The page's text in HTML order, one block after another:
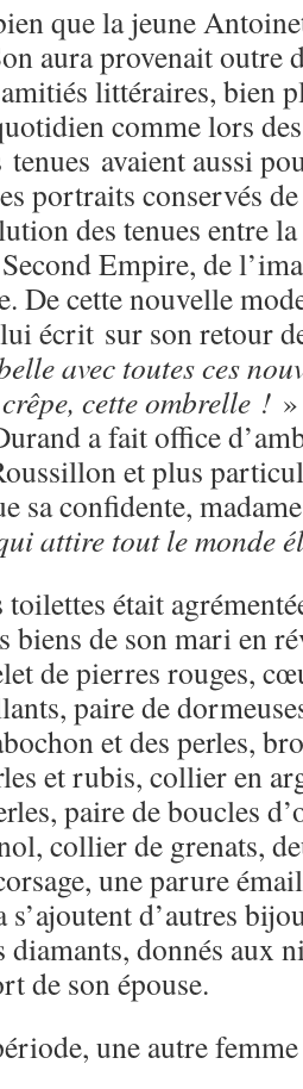
que la jeune
aura provenait outre
littéraires, bien
comme lors des
avaient aussi
portraits conservés de
des tenues entre
Empire, de
De cette nouvelle
écrit sur son retour
avec toutes ces
cette ombrelle !
a fait office
et plus
sa confidente,
attire tout le monde
toilettes était
biens de son mari en
de pierres rouges,
paire de
et des perles,
et rubis, collier en
paire de boucles
collier de grenats,
une parure
s’ajoutent d’autres
donnés aux
de son épouse.
une autre